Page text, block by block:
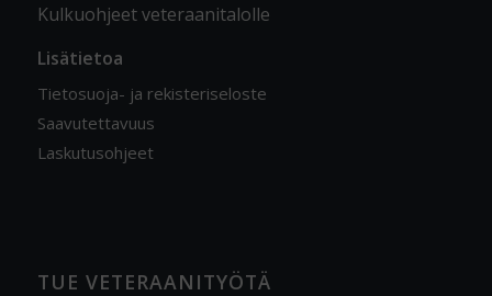
Kulkuohjeet veteraanitalolle
Lisätietoa
Tietosuoja- ja rekisteriseloste
Saavutettavuus
Laskutusohjeet
TUE VETERAANITYÖTÄ